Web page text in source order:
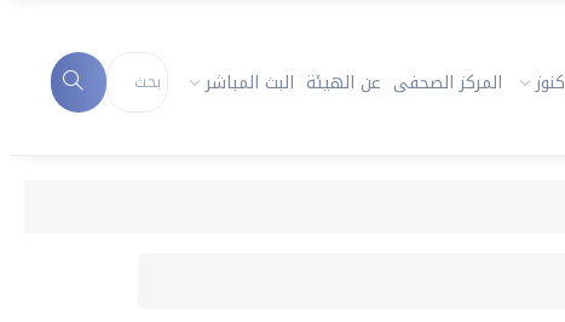
كنوز المركز الصحفى عن الهيئة البث المباشر